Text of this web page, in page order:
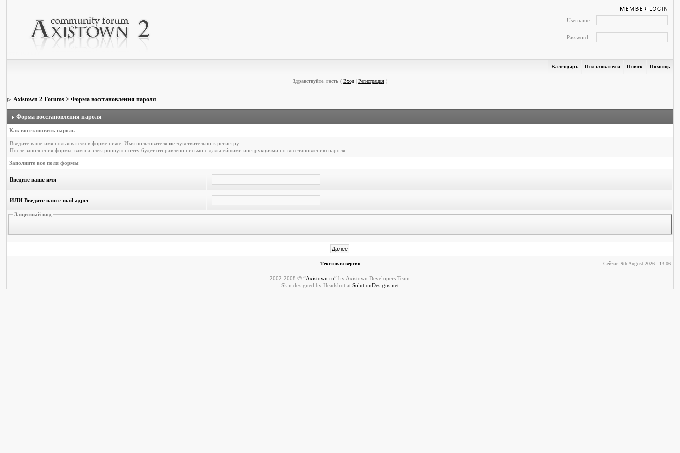
Username:
Password:
Помощь
Поиск
Пользователи
Календарь
Здравствуйте, гость( Вход| Регистрация)
Axistown 2 Forums > Форма восстановления пароля
Форма восстановления пароля
Как восстановить пароль
Введите ваше имя пользователя в форме ниже. Имя пользователяне чувствительно к регистру.
После заполнения формы, вам на электронную почту будет отправлено письмо с дальнейшими инструкциями по восстановлению пароля.
Заполните все поля формы
Введите ваше имя
ИЛИ Введите ваш e-mail адрес
Защитный код
Текстовая версия Сейчас: 9th August 2026 - 13:06
2002-2008 © “Axistown.ru” by Axistown Developers Team
Skin designed by Headshot at SolutionDesigns.net